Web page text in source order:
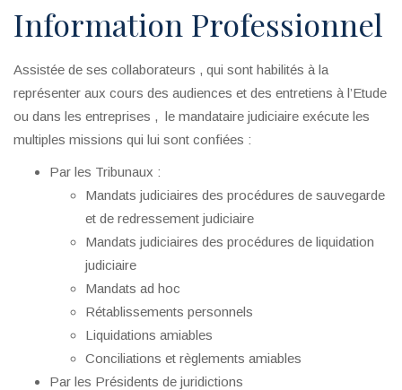
Information Professionnel
Assistée de ses collaborateurs , qui sont habilités à la
représenter aux cours des audiences et des entretiens à l’Etude
ou dans les entreprises , le mandataire judiciaire exécute les
multiples missions qui lui sont confiées :
Par les Tribunaux :
Mandats judiciaires des procédures de sauvegarde
et de redressement judiciaire
Mandats judiciaires des procédures de liquidation
judiciaire
Mandats ad hoc
Rétablissements personnels
Liquidations amiables
Conciliations et règlements amiables
Par les Présidents de juridictions